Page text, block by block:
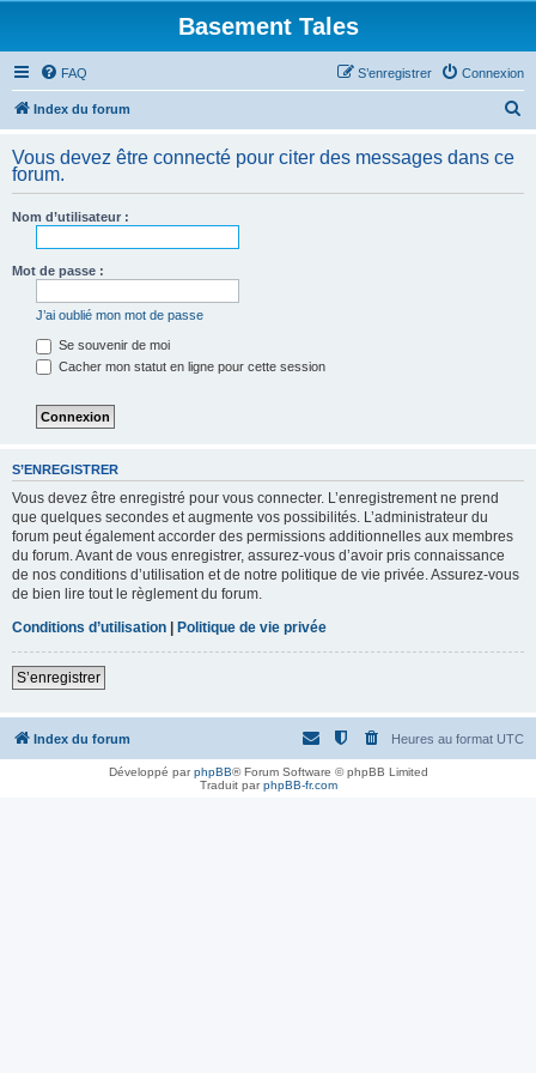
Basement Tales
FAQ Connexion
S’enregistrer
Index du forum
h
Vous devez être connecté pour citer des messages dans ce
forum.
Nom d’utilisateur :
Mot de passe :
J’ai oublié mon mot de passe
Se souvenir de moi
Cacher mon statut en ligne pour cette session
S’ENREGISTRER
Vous devez être enregistré pour vous connecter. L’enregistrement ne prend
que quelques secondes et augmente vos possibilités. L’administrateur du
forum peut également accorder des permissions additionnelles aux membres
du forum. Avant de vous enregistrer, assurez-vous d’avoir pris connaissance
de nos conditions d’utilisation et de notre politique de vie privée. Assurez-vous
de bien lire tout le règlement du forum.
Conditions d’utilisation | Politique de vie privée
S’enregistrer
Index du forum Heures au format UTC
Développé parphpBB® Forum Software © phpBB Limited
Traduit parphpBB-fr.com